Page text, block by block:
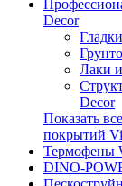
Decor
Лаки
Decor
Показать
покрытий
Термофены
DINO-